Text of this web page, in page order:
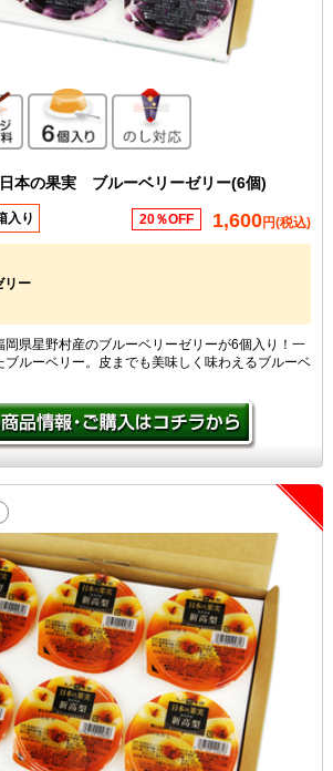
け商品
メッセージカード無料
6個入り のし対応
日本の果実 ブルーベリーゼリー(6個)
入り 20％OFF 1,600円(税込)
リー
県星野村産のブルーベリーゼリーが6個入り！一
ルーベリー。皮までも美味しく味わえるブルーベ